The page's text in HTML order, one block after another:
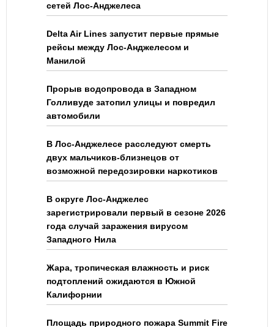
сетей Лос-Анджелеса
Delta Air Lines запустит первые прямые
рейсы между Лос-Анджелесом и
Манилой
Прорыв водопровода в Западном
Голливуде затопил улицы и повредил
автомобили
В Лос-Анджелесе расследуют смерть
двух мальчиков-близнецов от
возможной передозировки наркотиков
В округе Лос-Анджелес
зарегистрировали первый в сезоне 2026
года случай заражения вирусом
Западного Нила
Жара, тропическая влажность и риск
подтоплений ожидаются в Южной
Калифорнии
Площадь природного пожара Summit Fire